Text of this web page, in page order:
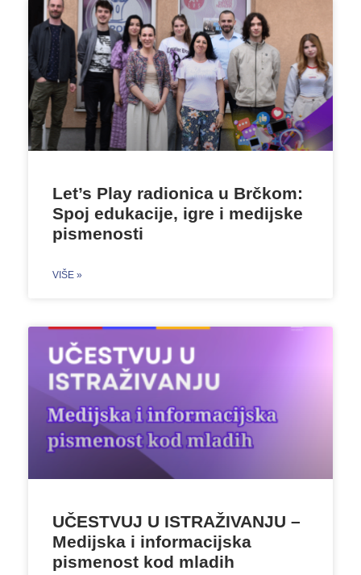
Let’s Play radionica u Brčkom:
Spoj edukacije, igre i medijske
pismenosti
VIŠE »
UČESTVUJ U ISTRAŽIVANJU –
Medijska i informacijska
pismenost kod mladih